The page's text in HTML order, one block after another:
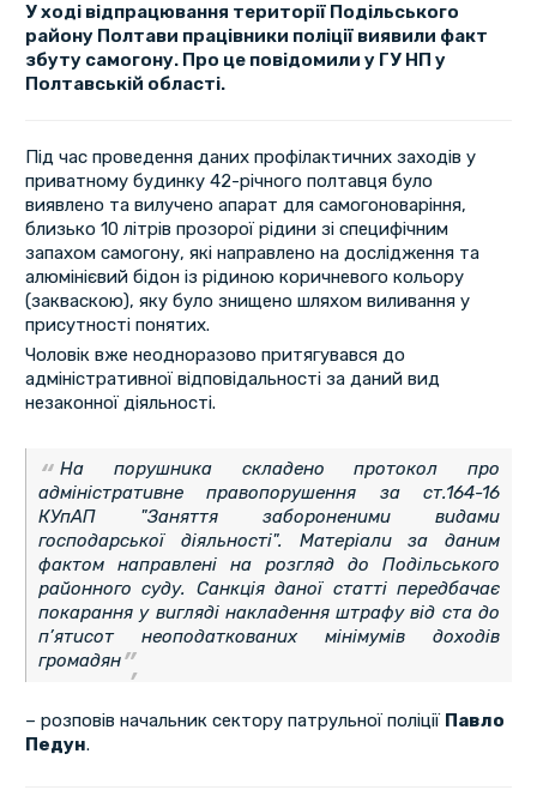
У ході відпрацювання території Подільського
району Полтави працівники поліції виявили факт
збуту самогону. Про це повідомили у ГУ НП у
Полтавській області.
Під час проведення даних профілактичних заходів у
приватному будинку 42-річного полтавця було
виявлено та вилучено апарат для самогоноваріння,
близько 10 літрів прозорої рідини зі специфічним
запахом самогону, які направлено на дослідження та
алюмінієвий бідон із рідиною коричневого кольору
(закваскою), яку було знищено шляхом виливання у
присутності понятих.
Чоловік вже неодноразово притягувався до
адміністративної відповідальності за даний вид
незаконної діяльності.
На порушника складено протокол про
адміністративне правопорушення за ст.164-16
КУпАП "Заняття забороненими видами
господарської діяльності". Матеріали за даним
фактом направлені на розгляд до Подільського
районного суду. Санкція даної статті передбачає
покарання у вигляді накладення штрафу від ста до
п’ятисот неоподаткованих мінімумів доходів
громадян
– розповів начальник сектору патрульної поліції Павло
Педун.